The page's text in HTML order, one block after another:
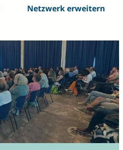
Netzwerk erweitern